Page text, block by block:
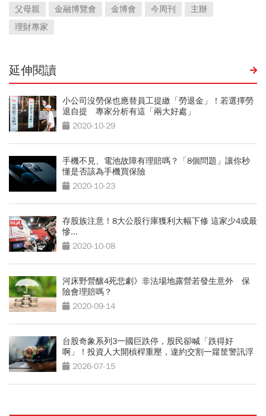
父母親
金融博覽會 金博會 今周刊
主辦
理財專家
延伸閱讀
小公司沒勞保也應替員工提繳「勞退金」！若選擇勞
退自提 專家分析有這「兩大好處」
2020-10-29
手機不見、電池故障有理賠嗎？「8個問題」讓你秒
懂是否該為手機買保險
2020-10-23
存股族注意！8大公股行庫獲利大幅下修 這家少4成最
慘...
2020-10-08
河床野營釀4死悲劇》非法場地露營若發生意外 保
險會理賠嗎？
2020-09-14
台股奇象系列3一國巨跌停，股民卻喊「跌得好
啊」！投資人大開槓桿重壓，違約交割一籮筐警訊浮
現 2026-07-15